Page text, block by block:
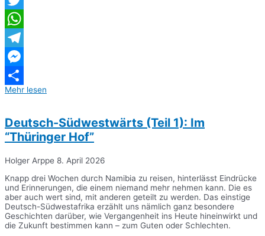
Twitter
WhatsApp
Telegram
Messenger
Teilen
Mehr lesen
Deutsch-Südwestwärts (Teil 1): Im
“Thüringer Hof”
Holger Arppe 8. April 2026
Knapp drei Wochen durch Namibia zu reisen, hinterlässt Eindrücke
und Erinnerungen, die einem niemand mehr nehmen kann. Die es
aber auch wert sind, mit anderen geteilt zu werden. Das einstige
Deutsch-Südwestafrika erzählt uns nämlich ganz besondere
Geschichten darüber, wie Vergangenheit ins Heute hineinwirkt und
die Zukunft bestimmen kann – zum Guten oder Schlechten.